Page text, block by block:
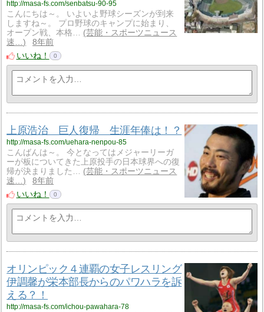
http://masa-fs.com/senbatsu-90-95
こんにちは～。 いよいよ野球シーズンが到来
しますね～。 プロ野球のキャンプに始まり、
オープン戦、本格…
芸能・スポーツニュース
速…
8年前
いいね！
0
上原浩治 巨人復帰 生涯年俸は！？
http://masa-fs.com/uehara-nenpou-85
こんばんは～。 今となってはメジャーリーガ
ーが板についてきた上原投手の日本球界への復
帰が決まりました…
芸能・スポーツニュース
速…
8年前
いいね！
0
オリンピック４連覇の女子レスリング
伊調馨が栄本部長からのパワハラを訴
える？！
http://masa-fs.com/ichou-pawahara-78